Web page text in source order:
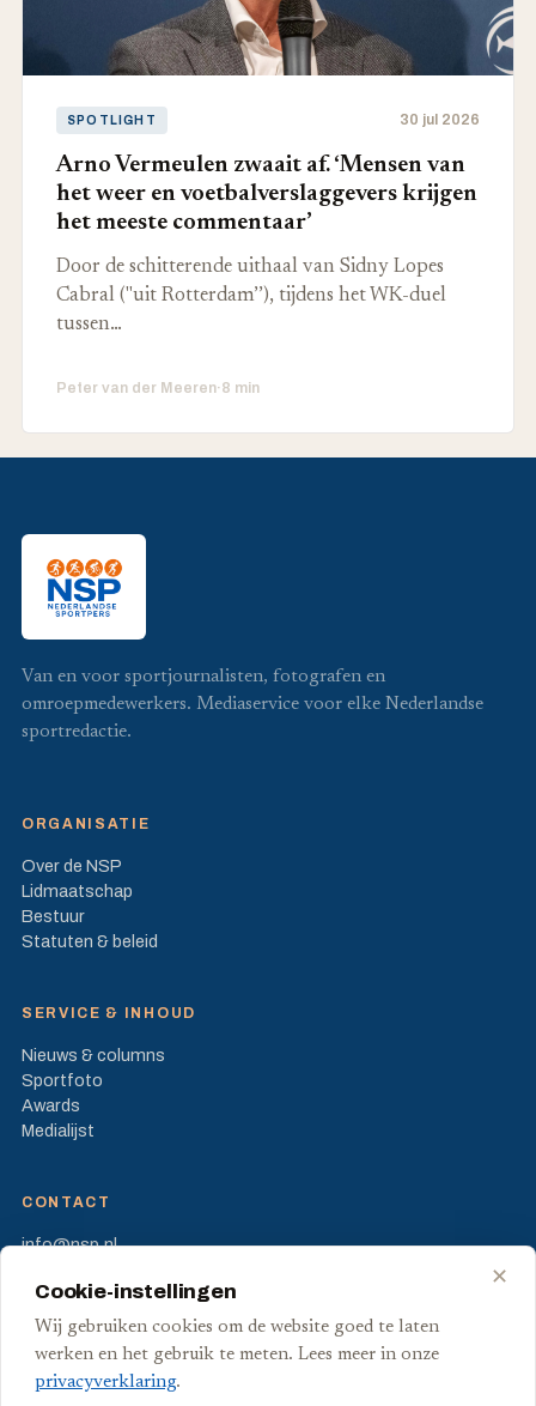
SPOTLIGHT 30 jul 2026
Arno Vermeulen zwaait af. ‘Mensen van
het weer en voetbalverslaggevers krijgen
het meeste commentaar’
Door de schitterende uithaal van Sidny Lopes
Cabral ("uit Rotterdam’’), tijdens het WK-duel
tussen…
Peter van der Meeren·8 min
Van en voor sportjournalisten, fotografen en
omroepmedewerkers. Mediaservice voor elke Nederlandse
sportredactie.
ORGANISATIE
Over de NSP
Lidmaatschap
Bestuur
Statuten & beleid
SERVICE & INHOUD
Nieuws & columns
Sportfoto
Awards
Medialijst
CONTACT
info@nsp.nl
2595 BM Den Haag
✕
Cookie-instellingen
Wij gebruiken cookies om de website goed te laten
werken en het gebruik te meten. Lees meer in onze
privacyverklaring.